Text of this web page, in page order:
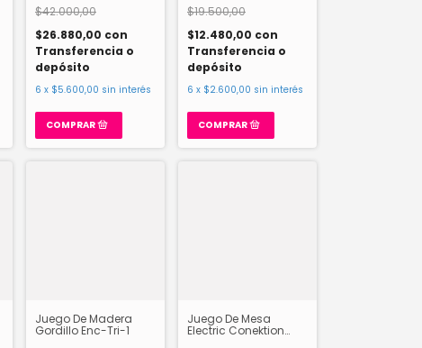
$42.000,00
$26.880,00 con
Transferencia o
depósito
6 x $5.600,00 sin interés
$19.500,00
$12.480,00 con
Transferencia o
depósito
6 x $2.600,00 sin interés
Juego De Madera
Gordillo Enc-Tri-1
Juego De Mesa
Electric Conektion